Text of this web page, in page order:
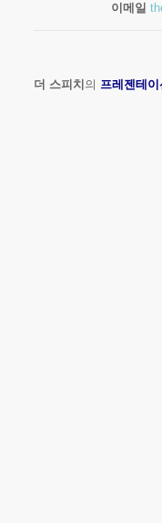
이메일
더 스피치 의 프레젠테